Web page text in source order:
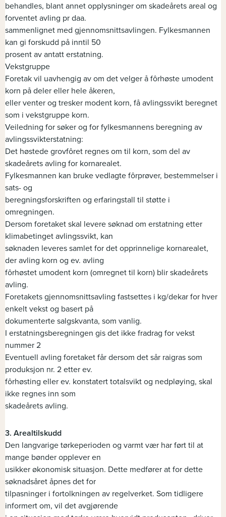
behandles, blant annet opplysninger om skadeårets areal og
forventet avling pr daa.
sammenlignet med gjennomsnittsavlingen. Fylkesmannen
kan gi forskudd på inntil 50
prosent av antatt erstatning.
Vekstgruppe
Foretak vil uavhengig av om det velger å fôrhøste umodent
korn på deler eller hele åkeren,
eller venter og tresker modent korn, få avlingssvikt beregnet
som i vekstgruppe korn.
Veiledning for søker og for fylkesmannens beregning av
avlingssvikterstatning:
Det høstede grovfôret regnes om til korn, som del av
skadeårets avling for kornarealet.
Fylkesmannen kan bruke vedlagte fôrprøver, bestemmelser i
sats- og
beregningsforskriften og erfaringstall til støtte i
omregningen.
Dersom foretaket skal levere søknad om erstatning etter
klimabetinget avlingssvikt, kan
søknaden leveres samlet for det opprinnelige kornarealet,
der avling korn og ev. avling
fôrhøstet umodent korn (omregnet til korn) blir skadeårets
avling.
Foretakets gjennomsnittsavling fastsettes i kg/dekar for hver
enkelt vekst og basert på
dokumenterte salgskvanta, som vanlig.
I erstatningsberegningen gis det ikke fradrag for vekst
nummer 2
Eventuell avling foretaket får dersom det sår raigras som
produksjon nr. 2 etter ev.
fôrhøsting eller ev. konstatert totalsvikt og nedpløying, skal
ikke regnes inn som
skadeårets avling.
3. Arealtilskudd
Den langvarige tørkeperioden og varmt vær har ført til at
mange bønder opplever en
usikker økonomisk situasjon. Dette medfører at for dette
søknadsåret åpnes det for
tilpasninger i fortolkningen av regelverket. Som tidligere
informert om, vil det avgjørende